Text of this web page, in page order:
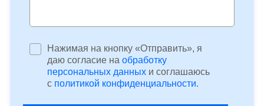
Нажимая на кнопку «Отправить», я
даю согласие на обработку
персональных данных и соглашаюсь
c политикой конфиденциальности.